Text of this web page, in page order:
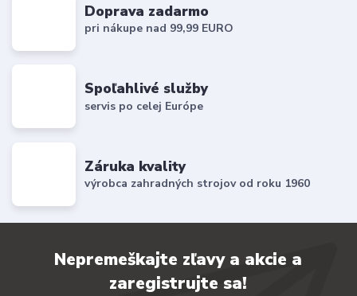
Doprava zadarmo
pri nákupe nad 99,99 EURO
Spoľahlivé služby
servis po celej Európe
Záruka kvality
výrobca zahradných strojov od roku 1960
Nepremeškajte zľavy a akcie a
zaregistrujte sa!